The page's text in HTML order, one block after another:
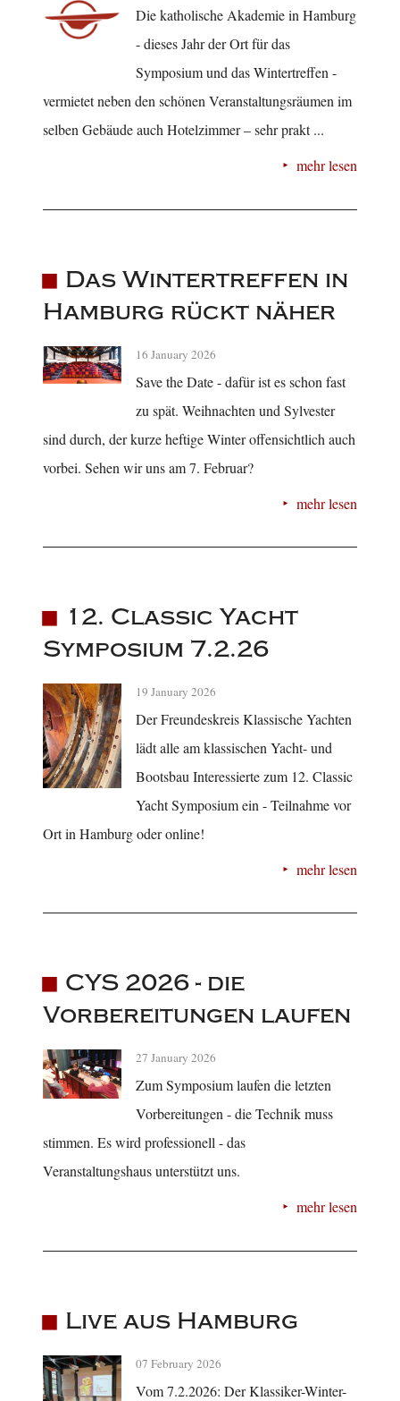
Die katholische Akademie in Hamburg
- dieses Jahr der Ort für das
Symposium und das Wintertreffen -
vermietet neben den schönen Veranstaltungsräumen im
selben Gebäude auch Hotelzimmer – sehr prakt ...
mehr lesen
Das Wintertreffen in
Hamburg rückt näher
16 January 2026
Save the Date - dafür ist es schon fast
zu spät. Weihnachten und Sylvester
sind durch, der kurze heftige Winter offensichtlich auch
vorbei. Sehen wir uns am 7. Februar?
mehr lesen
12. Classic Yacht
Symposium 7.2.26
19 January 2026
Der Freundeskreis Klassische Yachten
lädt alle am klassischen Yacht- und
Bootsbau Interessierte zum 12. Classic
Yacht Symposium ein - Teilnahme vor
Ort in Hamburg oder online!
mehr lesen
CYS 2026 - die
Vorbereitungen laufen
27 January 2026
Zum Symposium laufen die letzten
Vorbereitungen - die Technik muss
stimmen. Es wird professionell - das
Veranstaltungshaus unterstützt uns.
mehr lesen
Live aus Hamburg
07 February 2026
Vom 7.2.2026: Der Klassiker-Winter-